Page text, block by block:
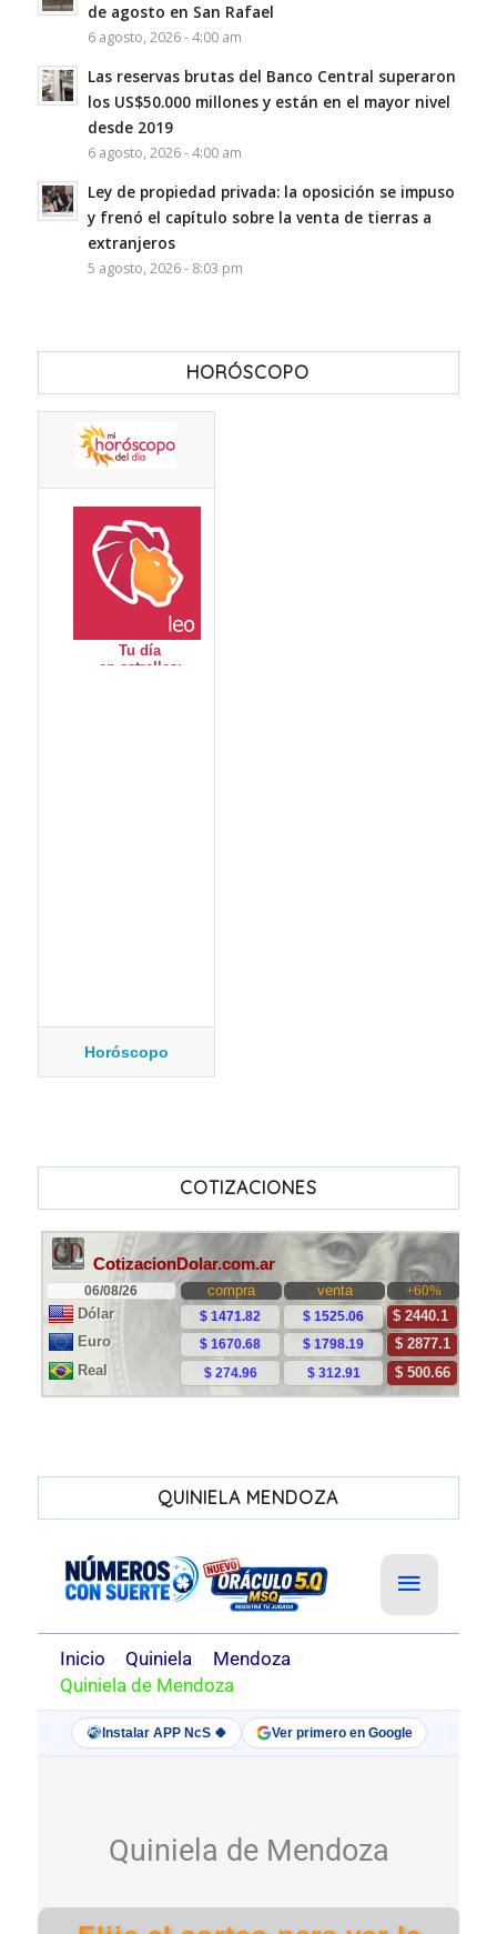
de agosto en San Rafael
6 agosto, 2026 - 4:00 am
Las reservas brutas del Banco Central superaron
los US$50.000 millones y están en el mayor nivel
desde 2019
6 agosto, 2026 - 4:00 am
Ley de propiedad privada: la oposición se impuso
y frenó el capítulo sobre la venta de tierras a
extranjeros
5 agosto, 2026 - 8:03 pm
HORÓSCOPO
Horóscopo
COTIZACIONES
QUINIELA MENDOZA